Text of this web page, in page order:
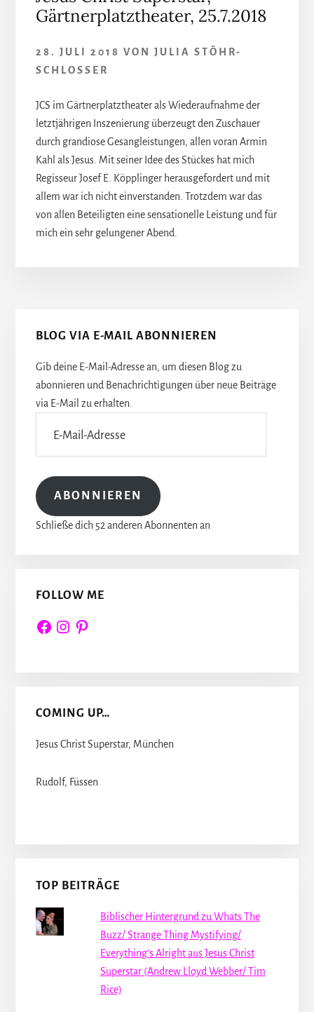
Gärtnerplatztheater, 25.7.2018
28. JULI 2018 VON JULIA STÖHR-
SCHLOSSER
JCS im Gärtnerplatztheater als Wiederaufnahme der
letztjährigen Inszenierung überzeugt den Zuschauer
durch grandiose Gesangleistungen, allen voran Armin
Kahl als Jesus. Mit seiner Idee des Stückes hat mich
Regisseur Josef E. Köpplinger herausgefordert und mit
allem war ich nicht einverstanden. Trotzdem war das
von allen Beteiligten eine sensationelle Leistung und für
mich ein sehr gelungener Abend.
Seitenspalte
BLOG VIA E-MAIL ABONNIEREN
Gib deine E-Mail-Adresse an, um diesen Blog zu
abonnieren und Benachrichtigungen über neue Beiträge
via E-Mail zu erhalten.
Mail-
Adresse
ABONNIEREN
Schließe dich 52 anderen Abonnenten an
FOLLOW ME
FacebookInstagram
Pinterest
COMING UP…
Jesus Christ Superstar, München
Rudolf, Füssen
TOP BEITRÄGE
Biblischer Hintergrund zu Whats The
Buzz/ Strange Thing Mystifying/
Everything's Alright aus Jesus Christ
Superstar (Andrew Lloyd Webber/ Tim
Rice)